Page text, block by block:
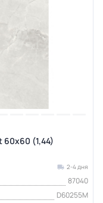
(1,44)
2-4 дня
87040
D60255M